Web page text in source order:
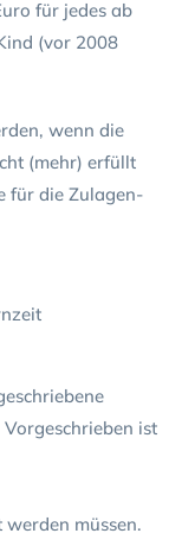
für jedes ab
(vor 2008
wenn die
(mehr) erfüllt
für die Zulagen-
ist
müssen.